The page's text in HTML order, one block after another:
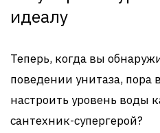
идеалу
Теперь, когда вы
поведении унитаза, пора
настроить уровень воды
сантехник-супергерой?